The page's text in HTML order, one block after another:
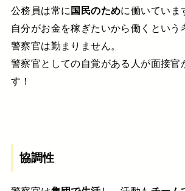
公務員は常に国民のために働いていま
自分がお金を稼ぎたいから働くという
警察官は勤まりません。
警察官としての自覚がある人が面接官
す！
協調性